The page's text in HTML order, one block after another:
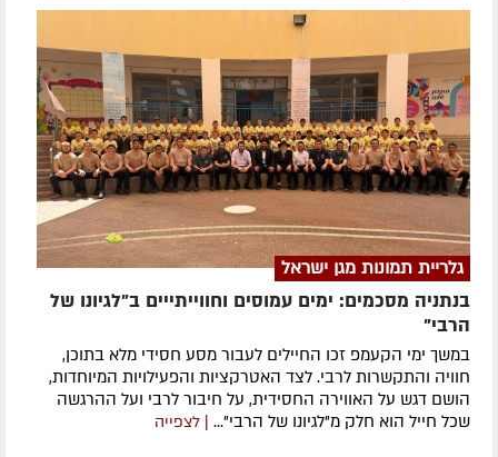
גלריית תמונות מגן ישראל
בנתניה מסכמים: ימים עמוסים וחווייתייים ב"לגיונו של
הרבי"
במשך ימי הקעמפ זכו החיילים לעבור מסע חסידי מלא בתוכן,
חוויה והתקשרות לרבי. לצד האטרקציות והפעילויות המיוחדות,
הושם דגש על האווירה החסידית, על חיבור לרבי ועל ההרגשה
שכל חייל הוא חלק מ"לגיונו של הרבי"...
| לצפייה